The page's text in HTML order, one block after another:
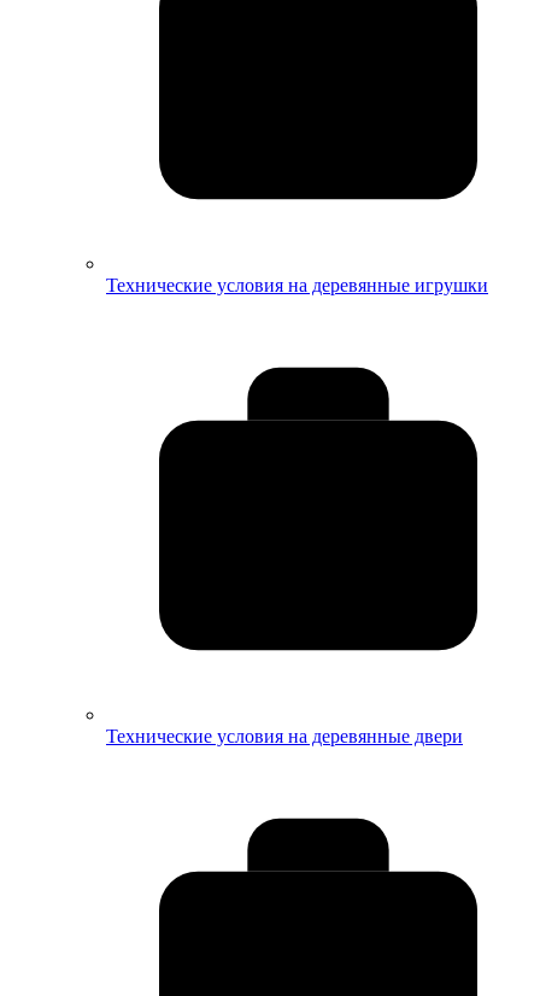
Технические условия на деревянные игрушки
Технические условия на деревянные двери